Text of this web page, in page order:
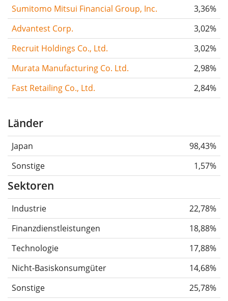
Sumitomo Mitsui Financial Group, Inc.
3,36%
Advantest Corp.
3,02%
Recruit Holdings Co., Ltd.
3,02%
Murata Manufacturing Co. Ltd.
2,98%
Fast Retailing Co., Ltd.
2,84%
Länder
Japan
98,43%
Sonstige
1,57%
Sektoren
Industrie
22,78%
Finanzdienstleistungen
18,88%
Technologie
17,88%
Nicht-Basiskonsumgüter
14,68%
Sonstige
25,78%